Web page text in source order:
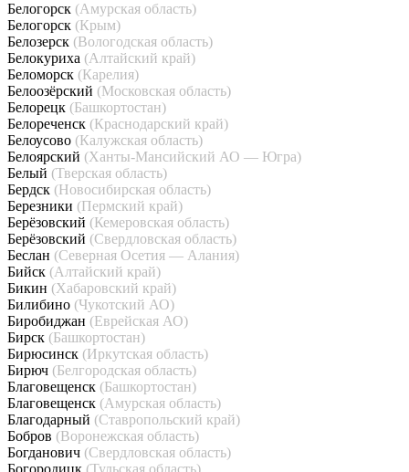
Белогорск (Амурская область)
Белогорск (Крым)
Белозерск (Вологодская область)
Белокуриха (Алтайский край)
Беломорск (Карелия)
Белоозёрский (Московская область)
Белорецк (Башкортостан)
Белореченск (Краснодарский край)
Белоусово (Калужская область)
Белоярский (Ханты-Мансийский АО — Югра)
Белый (Тверская область)
Бердск (Новосибирская область)
Березники (Пермский край)
Берёзовский (Кемеровская область)
Берёзовский (Свердловская область)
Беслан (Северная Осетия — Алания)
Бийск (Алтайский край)
Бикин (Хабаровский край)
Билибино (Чукотский АО)
Биробиджан (Еврейская АО)
Бирск (Башкортостан)
Бирюсинск (Иркутская область)
Бирюч (Белгородская область)
Благовещенск (Башкортостан)
Благовещенск (Амурская область)
Благодарный (Ставропольский край)
Бобров (Воронежская область)
Богданович (Свердловская область)